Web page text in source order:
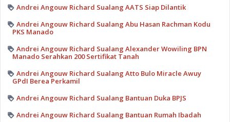
Andrei Angouw Richard Sualang AATS Siap Dilantik
Andrei Angouw Richard Sualang Abu Hasan Rachman Kodu
PKS Manado
Andrei Angouw Richard Sualang Alexander Wowiling BPN
Manado Serahkan 200 Sertifikat Tanah
Andrei Angouw Richard Sualang Atto Bulo Miracle Awuy
GPdI Berea Perkamil
Andrei Angouw Richard Sualang Bantuan Duka BPJS
Andrei Angouw Richard Sualang Bantuan Rumah Ibadah